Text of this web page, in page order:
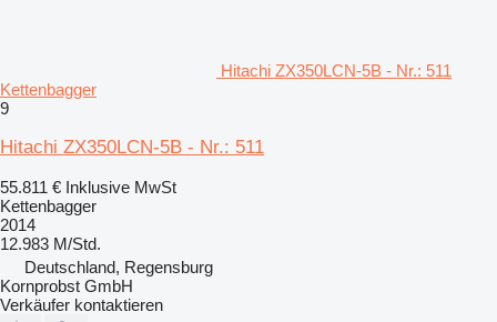
Hitachi ZX350LCN-5B - Nr.: 511
Kettenbagger
9
Hitachi ZX350LCN-5B - Nr.: 511
55.811 € Inklusive MwSt
Kettenbagger
2014
12.983 M/Std.
Deutschland, Regensburg
Kornprobst GmbH
Verkäufer kontaktieren